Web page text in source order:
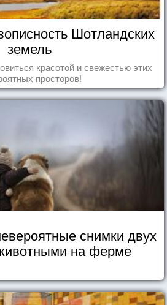
Шотландских
земель
красотой и свежестью этих
просторов!
снимки двух
на ферме